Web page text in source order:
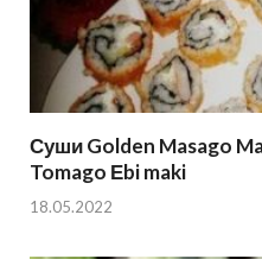
Суши Golden Masago
Tomago Еbi maki
18.05.2022